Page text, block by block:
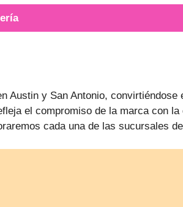
Austin y San Antonio, convirtiéndose
el compromiso de la marca con
cada una de las sucursales